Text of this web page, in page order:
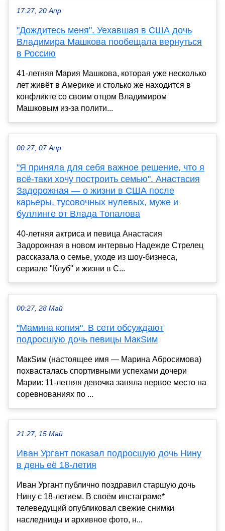
17:27, 20 Апр
"Дождитесь меня". Уехавшая в США дочь
Владимира Машкова пообещала вернуться
в Россию
41-летняя Мария Машкова, которая уже несколько
лет живёт в Америке и столько же находится в
конфликте со своим отцом Владимиром
Машковым из-за полити...
00:27, 07 Апр
"Я приняла для себя важное решение, что я
всё-таки хочу построить семью". Анастасия
Задорожная — о жизни в США после
карьеры, тусовочных нулевых, муже и
буллинге от Влада Топалова
40-летняя актриса и певица Анастасия
Задорожная в новом интервью Надежде Стрелец
рассказала о семье, уходе из шоу-бизнеса,
сериале "Клуб" и жизни в С...
00:27, 28 Май
"Мамина копия". В сети обсуждают
подросшую дочь певицы МакSим
МакSим (настоящее имя — Марина Абросимова)
похвасталась спортивными успехами дочери
Марии: 11-летняя девочка заняла первое место на
соревнованиях по ...
21:27, 15 Май
Иван Ургант показал подросшую дочь Нину
в день её 18-летия
Иван Ургант публично поздравил старшую дочь
Нину с 18-летием. В своём инстаграме*
телеведущий опубликовал свежие снимки
наследницы и архивное фото, н...